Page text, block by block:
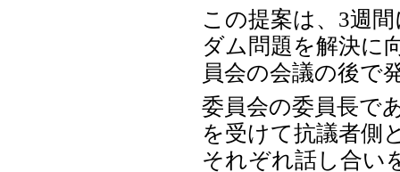
この提案は、3週
ダム問題を解決に
員会の会議の後で
委員会の委員長で
を受けて抗議者側
それぞれ話し合い